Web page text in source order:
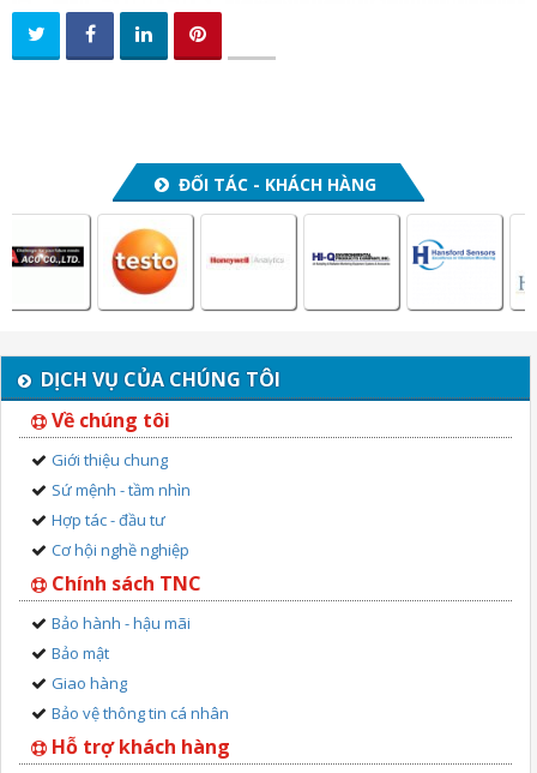
ĐỐI TÁC - KHÁCH HÀNG
DỊCH VỤ CỦA CHÚNG TÔI
Về chúng tôi
Giới thiệu chung
Sứ mệnh - tầm nhìn
Hợp tác - đầu tư
Cơ hội nghề nghiệp
Chính sách TNC
Bảo hành - hậu mãi
Bảo mật
Giao hàng
Bảo vệ thông tin cá nhân
Hỗ trợ khách hàng